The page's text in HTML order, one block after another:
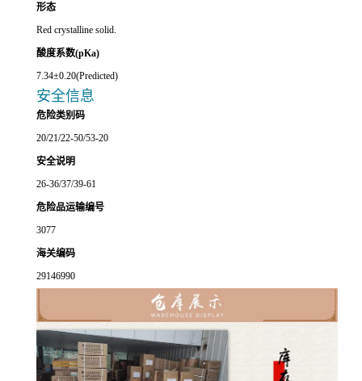
形态
Red crystalline solid.
酸度系数(pKa)
7.34±0.20(Predicted)
安全信息
危险类别码
20/21/22-50/53-20
安全说明
26-36/37/39-61
危险品运输编号
3077
海关编码
29146990